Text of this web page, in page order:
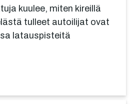
kuulee, miten kireillä
tulleet autoilijat ovat
latauspisteitä